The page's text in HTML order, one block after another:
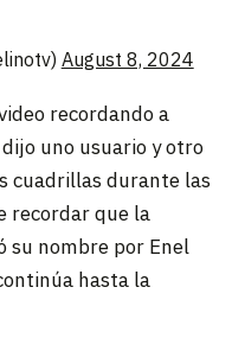
August 8, 2024
recordando a
uno usuario y otro
cuadrillas durante las
recordar que la
su nombre por Enel
hasta la